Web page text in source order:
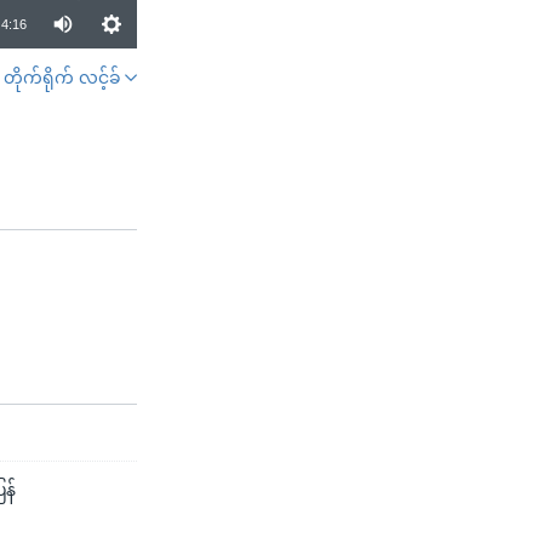
SHARE
4:16
တိုက်ရိုက် လင့်ခ်
န်